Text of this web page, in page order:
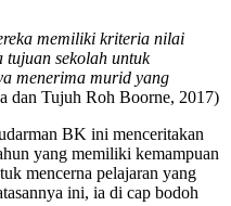
memiliki kriteria nilai
tujuan sekolah untuk
menerima murid yang
dan Tujuh Roh Boorne, 2017)
BK ini menceritakan
yang memiliki kemampuan
mencerna pelajaran yang
ini, ia di cap bodoh